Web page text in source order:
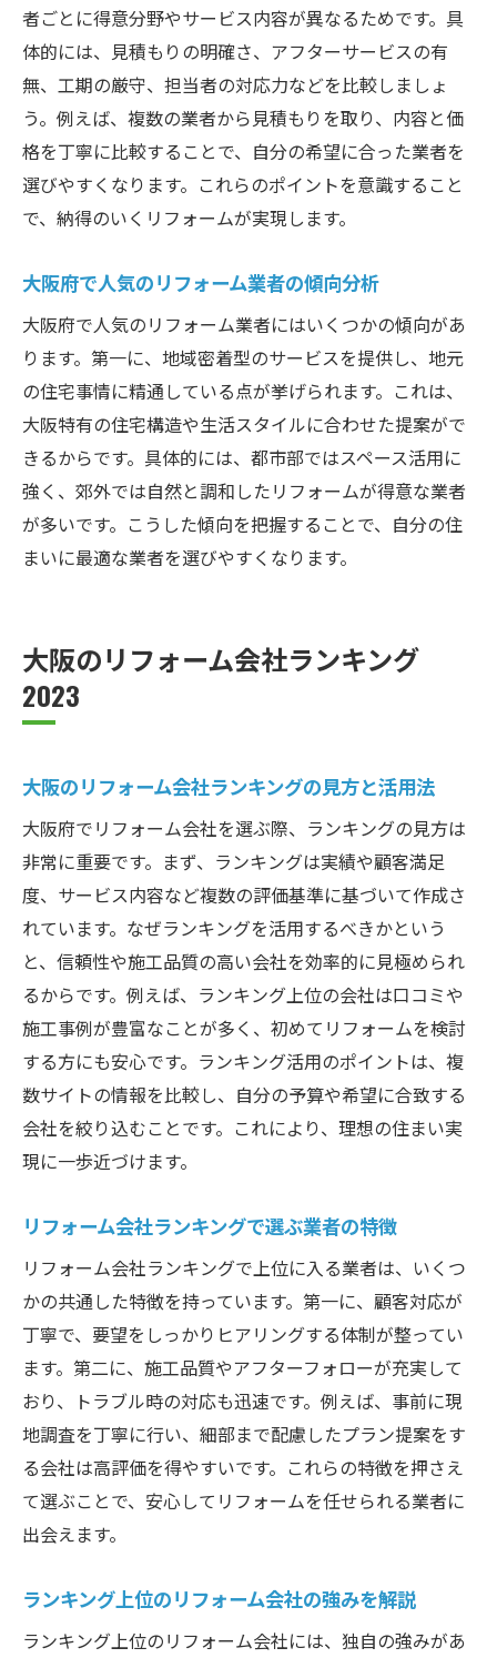
者ごとに得意分野やサービス内容が異なるためです。具
体的には、見積もりの明確さ、アフターサービスの有
無、工期の厳守、担当者の対応力などを比較しましょ
う。例えば、複数の業者から見積もりを取り、内容と価
格を丁寧に比較することで、自分の希望に合った業者を
選びやすくなります。これらのポイントを意識すること
で、納得のいくリフォームが実現します。
大阪府で人気のリフォーム業者の傾向分析
大阪府で人気のリフォーム業者にはいくつかの傾向があ
ります。第一に、地域密着型のサービスを提供し、地元
の住宅事情に精通している点が挙げられます。これは、
大阪特有の住宅構造や生活スタイルに合わせた提案がで
きるからです。具体的には、都市部ではスペース活用に
強く、郊外では自然と調和したリフォームが得意な業者
が多いです。こうした傾向を把握することで、自分の住
まいに最適な業者を選びやすくなります。
大阪のリフォーム会社ランキング
2023
大阪のリフォーム会社ランキングの見方と活用法
大阪府でリフォーム会社を選ぶ際、ランキングの見方は
非常に重要です。まず、ランキングは実績や顧客満足
度、サービス内容など複数の評価基準に基づいて作成さ
れています。なぜランキングを活用するべきかという
と、信頼性や施工品質の高い会社を効率的に見極められ
るからです。例えば、ランキング上位の会社は口コミや
施工事例が豊富なことが多く、初めてリフォームを検討
する方にも安心です。ランキング活用のポイントは、複
数サイトの情報を比較し、自分の予算や希望に合致する
会社を絞り込むことです。これにより、理想の住まい実
現に一歩近づけます。
リフォーム会社ランキングで選ぶ業者の特徴
リフォーム会社ランキングで上位に入る業者は、いくつ
かの共通した特徴を持っています。第一に、顧客対応が
丁寧で、要望をしっかりヒアリングする体制が整ってい
ます。第二に、施工品質やアフターフォローが充実して
おり、トラブル時の対応も迅速です。例えば、事前に現
地調査を丁寧に行い、細部まで配慮したプラン提案をす
る会社は高評価を得やすいです。これらの特徴を押さえ
て選ぶことで、安心してリフォームを任せられる業者に
出会えます。
ランキング上位のリフォーム会社の強みを解説
ランキング上位のリフォーム会社には、独自の強みがあ